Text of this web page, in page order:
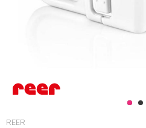
1 2
REER